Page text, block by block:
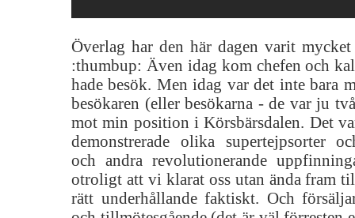
Överlag har den här dagen varit
:thumbup: Även idag kom chefen och
hade besök. Men idag var det inte bara
besökaren (eller besökarna - de var ju
mot min position i Körsbärsdalen. Det
demonstrerade olika supertejpsorter
och andra revolutionerande
otroligt att vi klarat oss utan ända fram
rätt underhållande faktiskt. Och